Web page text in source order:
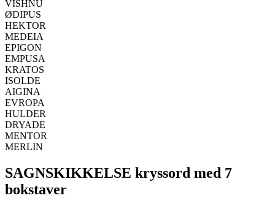
VISHNU
ØDIPUS
HEKTOR
MEDEIA
EPIGON
EMPUSA
KRATOS
ISOLDE
AIGINA
EVROPA
HULDER
DRYADE
MENTOR
MERLIN
SAGNSKIKKELSE kryssord med 7
bokstaver